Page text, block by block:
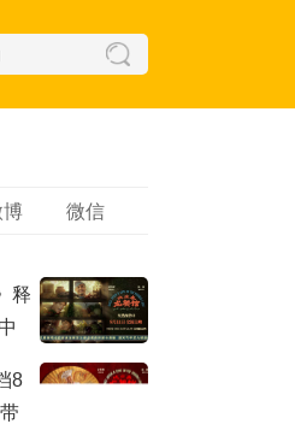
微信
博
释
8